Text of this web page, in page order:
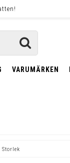
VARUMÄRKEN
Storlek